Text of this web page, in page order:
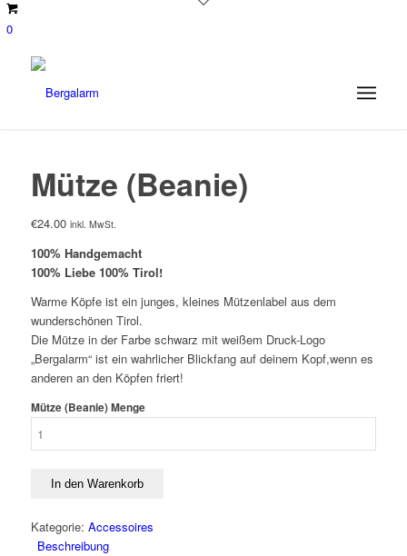
0
Mütze (Beanie)
€24.00 inkl. MwSt.
100% Handgemacht
100% Liebe 100% Tirol!
Warme Köpfe ist ein junges, kleines Mützenlabel aus dem
wunderschönen Tirol.
Die Mütze in der Farbe schwarz mit weißem Druck-Logo
„Bergalarm“ ist ein wahrlicher Blickfang auf deinem Kopf,wenn es
anderen an den Köpfen friert!
Mütze (Beanie) Menge
In den Warenkorb
Kategorie: Accessoires
Beschreibung